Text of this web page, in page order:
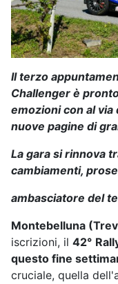
Il terzo
Challenger è
emozioni con al
nuove pagine di
La gara si rinnova
cambiamenti,
ambasciatore del
Montebelluna
iscrizioni, il 42°
questo fine
cruciale, quella